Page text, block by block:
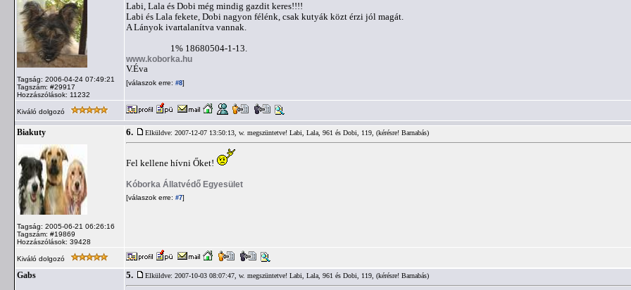
Tagság: 2006-04-24 07:49:21
Tagszám: #29917
Hozzászólások: 11232
Labi, Lala és Dobi még mindig gazdit keres!!!!
Labi és Lala fekete, Dobi nagyon félénk, csak kutyák közt érzi jól magát.
A Lányok ivartalanítva vannak.
1% 18680504-1-13.
www.koborka.hu
V.Éva
[válaszok erre: #8]
Kiváló dolgozó
Biakuty
Tagság: 2005-06-21 06:26:16
Tagszám: #19869
Hozzászólások: 39428
6. Elküldve: 2007-12-07 13:50:13, w. megszüntetve! Labi, Lala, 961 és Dobi, 119, (kérésre! Barnabás)
Fel kellene hívni Őket!
Kóborka Állatvédő Egyesület
[válaszok erre: #7]
Kiváló dolgozó
Gabs 5. Elküldve: 2007-10-03 08:07:47, w. megszüntetve! Labi, Lala, 961 és Dobi, 119, (kérésre! Barnabás)